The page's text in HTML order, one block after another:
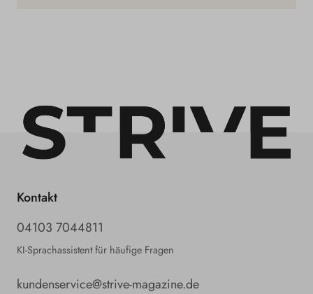
Kontakt
04103 7044811
KI-Sprachassistent für häufige Fragen
kundenservice@strive-magazine.de